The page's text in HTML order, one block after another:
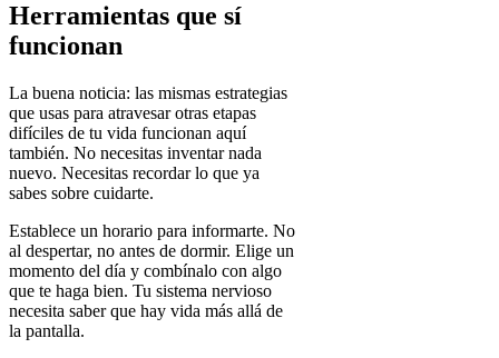
Herramientas que sí
funcionan
La buena noticia: las mismas estrategias
que usas para atravesar otras etapas
difíciles de tu vida funcionan aquí
también. No necesitas inventar nada
nuevo. Necesitas recordar lo que ya
sabes sobre cuidarte.
Establece un horario para informarte. No
al despertar, no antes de dormir. Elige un
momento del día y combínalo con algo
que te haga bien. Tu sistema nervioso
necesita saber que hay vida más allá de
la pantalla.